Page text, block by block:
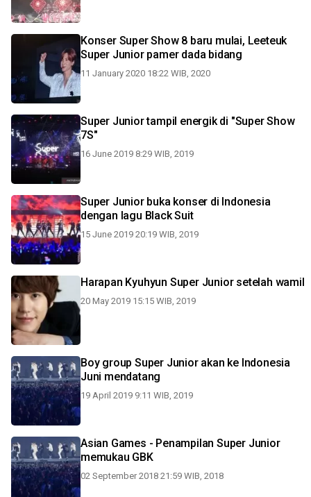
Konser Super Show 8 baru mulai, Leeteuk
Super Junior pamer dada bidang
11 January 2020 18:22 WIB, 2020
Super Junior tampil energik di "Super Show
7S"
16 June 2019 8:29 WIB, 2019
Super Junior buka konser di Indonesia
dengan lagu Black Suit
15 June 2019 20:19 WIB, 2019
Harapan Kyuhyun Super Junior setelah wamil
20 May 2019 15:15 WIB, 2019
Boy group Super Junior akan ke Indonesia
Juni mendatang
19 April 2019 9:11 WIB, 2019
Asian Games - Penampilan Super Junior
memukau GBK
02 September 2018 21:59 WIB, 2018